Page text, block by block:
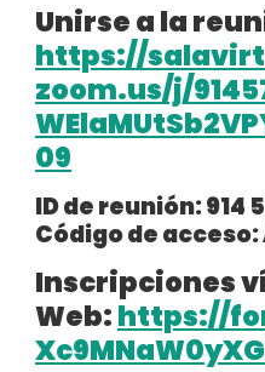
Unirse a la
https://
zoom.us/j/
09
ID de reunión: 914
Código de
Inscripciones
Web:https://